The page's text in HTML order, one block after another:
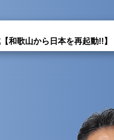
和歌山から日本を再起動!!】